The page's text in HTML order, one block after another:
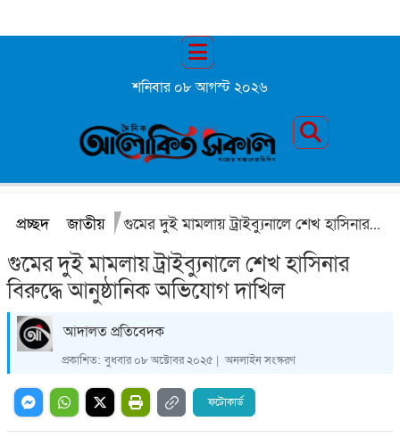
শনিবার ০৮ আগস্ট ২০২৬
প্রচ্ছদ জাতীয় গুমের দুই মামলায় ট্রাইব্যুনালে শেখ হাসিনার বিরুদ্ধে আনুষ্ঠানিক অভিযোগ দাখিল
গুমের দুই মামলায় ট্রাইব্যুনালে শেখ হাসিনার
বিরুদ্ধে আনুষ্ঠানিক অভিযোগ দাখিল
আদালত প্রতিবেদক
প্রকাশিত: বুধবার ০৮ অক্টোবর ২০২৫ | অনলাইন সংস্করণ
ফটোকার্ড